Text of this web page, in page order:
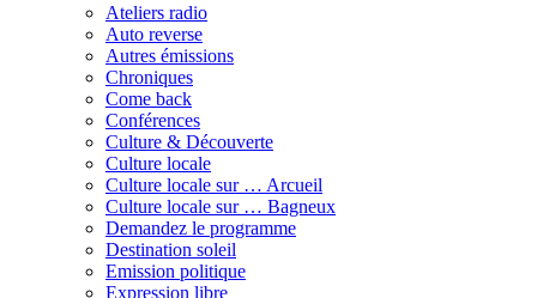
Ateliers radio
Auto reverse
Autres émissions
Chroniques
Come back
Conférences
Culture & Découverte
Culture locale
Culture locale sur … Arcueil
Culture locale sur … Bagneux
Demandez le programme
Destination soleil
Emission politique
Expression libre